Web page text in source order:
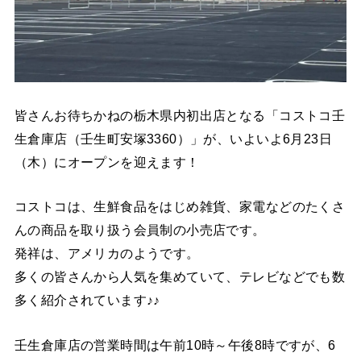
皆さんお待ちかねの栃木県内初出店となる「コストコ壬
生倉庫店（壬生町安塚3360）」が、いよいよ6月23日
（木）にオープンを迎えます！
コストコは、生鮮食品をはじめ雑貨、家電などのたくさ
んの商品を取り扱う会員制の小売店です。
発祥は、アメリカのようです。
多くの皆さんから人気を集めていて、テレビなどでも数
多く紹介されています♪♪
壬生倉庫店の営業時間は午前10時～午後8時ですが、6